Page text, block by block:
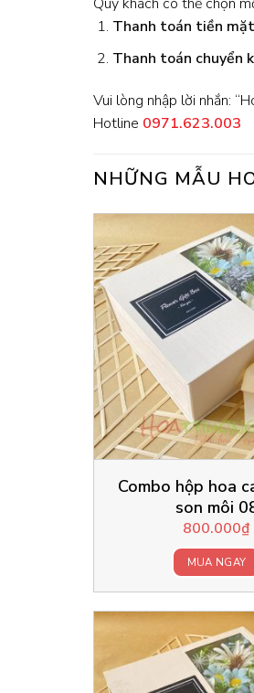
Thanh toán tiền
Thanh toán chuyển
Vui lòng nhập lời nhắn:
Hotline 0971.623.003
NHỮNG MẪU
Combo hộp hoa
son môi
800.000₫
MUA NGAY